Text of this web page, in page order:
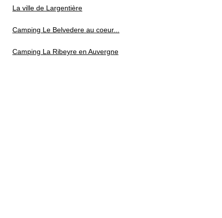
La ville de Largentière
Camping Le Belvedere au coeur...
Camping La Ribeyre en Auvergne